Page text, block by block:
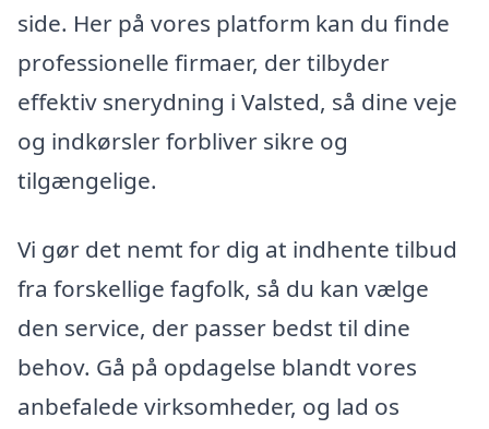
side. Her på vores platform kan du finde
professionelle firmaer, der tilbyder
effektiv snerydning i Valsted, så dine veje
og indkørsler forbliver sikre og
tilgængelige.
Vi gør det nemt for dig at indhente tilbud
fra forskellige fagfolk, så du kan vælge
den service, der passer bedst til dine
behov. Gå på opdagelse blandt vores
anbefalede virksomheder, og lad os